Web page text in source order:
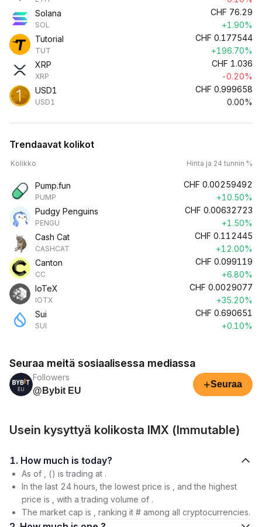
Solana
SOL
CHF 76.29
+1.90%
Tutorial
TUT
CHF 0.177544
+196.70%
XRP
XRP
CHF 1.036
-0.20%
USD1
USD1
CHF 0.999658
0.00%
Trendaavat kolikot
Kolikko Hinta ja 24 tunnin %
Pump.fun
PUMP
CHF 0.00259492
+10.50%
Pudgy Penguins
PENGU
CHF 0.00632723
+1.50%
Cash Cat
CASHCAT
CHF 0.112445
+12.00%
Canton
CC
CHF 0.099119
+6.80%
IoTeX
IOTX
CHF 0.0029077
+35.20%
Sui
SUI
CHF 0.690651
+0.10%
Seuraa meitä sosiaalisessa mediassa
Followers
@Bybit EU
+Seuraa
Usein kysyttyä kolikosta IMX (Immutable)
1. How much is today?
As of , () is trading at .
In the last 24 hours, the lowest price is , and the highest
price is , with a trading volume of .
The market cap is , ranking it # among all cryptocurrencies.